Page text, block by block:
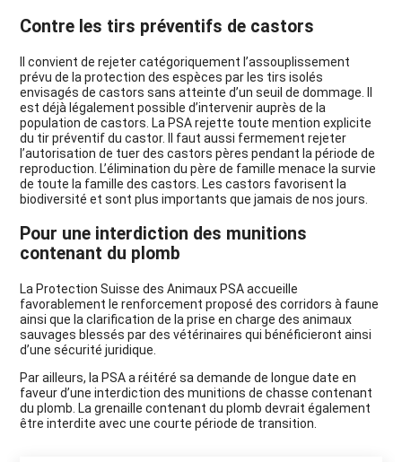
Contre les tirs préventifs de castors
Il convient de rejeter catégoriquement l’assouplissement
prévu de la protection des espèces par les tirs isolés
envisagés de castors sans atteinte d’un seuil de dommage. Il
est déjà légalement possible d’intervenir auprès de la
population de castors. La PSA rejette toute mention explicite
du tir préventif du castor. Il faut aussi fermement rejeter
l’autorisation de tuer des castors pères pendant la période de
reproduction. L’élimination du père de famille menace la survie
de toute la famille des castors. Les castors favorisent la
biodiversité et sont plus importants que jamais de nos jours.
Pour une interdiction des munitions
contenant du plomb
La Protection Suisse des Animaux PSA accueille
favorablement le renforcement proposé des corridors à faune
ainsi que la clarification de la prise en charge des animaux
sauvages blessés par des vétérinaires qui bénéficieront ainsi
d’une sécurité juridique.
Par ailleurs, la PSA a réitéré sa demande de longue date en
faveur d’une interdiction des munitions de chasse contenant
du plomb. La grenaille contenant du plomb devrait également
être interdite avec une courte période de transition.